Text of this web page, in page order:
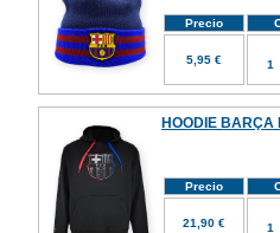
Precio
5,95 €
HOODIE BARÇA
Precio
21,90 €